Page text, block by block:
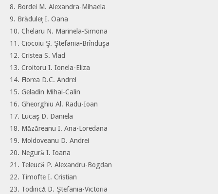
8. Bordei M. Alexandra-Mihaela
9. Brăduleţ I. Oana
10. Chelaru N. Marinela-Simona
11. Ciocoiu Ş. Ştefania-Brînduşa
12. Cristea S. Vlad
13. Croitoru I. Ionela-Eliza
14. Florea D.C. Andrei
15. Geladin Mihai-Calin
16. Gheorghiu Al. Radu-Ioan
17. Lucaş D. Daniela
18. Măzăreanu I. Ana-Loredana
19. Moldoveanu D. Andrei
20. Negură I. Ioana
21. Teleucă P. Alexandru-Bogdan
22. Timofte I. Cristian
23. Todirică D. Ştefania-Victoria